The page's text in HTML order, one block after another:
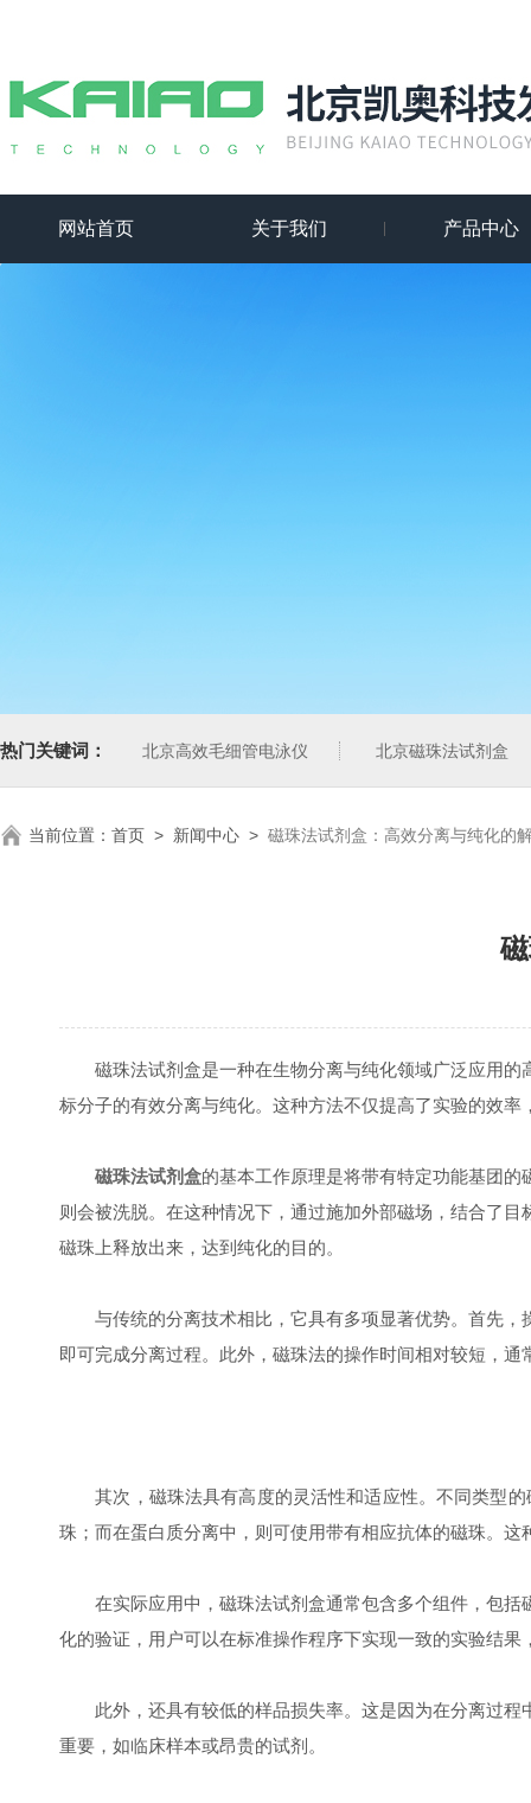
网站首页 关于我们 产品中心
热门关键词： 北京高效毛细管电泳仪 北京磁珠法试剂盒
当前位置： 首页 > 新闻中心 > 磁珠法试剂盒：高效分离与纯化的
磁珠法试剂盒是一种在生物分离与纯化领域广泛应用的
标分子的有效分离与纯化。这种方法不仅提高了实验的效
磁珠法试剂盒的基本工作原理是将带有特定功能基团
则会被洗脱。在这种情况下，通过施加外部磁场，结合了
磁珠上释放出来，达到纯化的目的。
与传统的分离技术相比，它具有多项显著优势。首先，
即可完成分离过程。此外，磁珠法的操作时间相对较短，
其次，磁珠法具有高度的灵活性和适应性。不同类型的
珠；而在蛋白质分离中，则可使用带有相应抗体的磁珠。
在实际应用中，磁珠法试剂盒通常包含多个组件，包括
化的验证，用户可以在标准操作程序下实现一致的实验结
此外，还具有较低的样品损失率。这是因为在分离过程
重要，如临床样本或昂贵的试剂。